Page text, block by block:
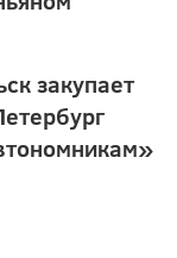
закупает